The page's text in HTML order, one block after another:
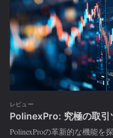
レビュー
PolinexPro: 究極の取引
PolinexProの革新的な機能を